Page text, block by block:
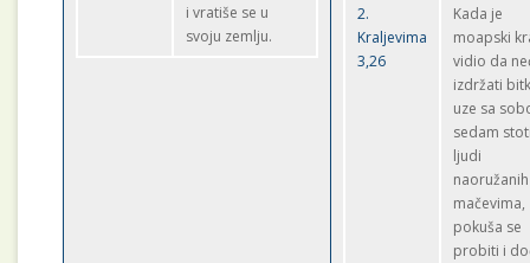
i vratiše se u
svoju zemlju.
2.
Kraljevima
3,26
Kada je
moapski
vidio da
izdržati
uze sa
sedam
ljudi
naoružanih
mačevima,
pokuša se
probiti i